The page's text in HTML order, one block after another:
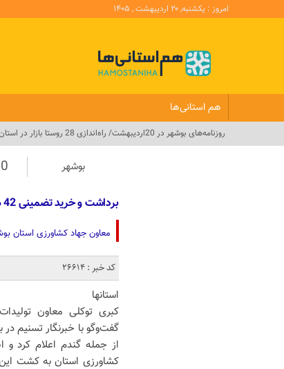
امروز : یکشنبه, ۲۰ اردیبهشت , ۱۴۰۵
هم استانی‌ها
روزنامه‌های بوشهر در 20اردیبهشت/ راه‌اندازی 28 روستا بازار در استان_
بوشهر 0 نظر
برداشت و خرید تضمینی 42 هزار تن گندم در استان بوشهر
معاون جهاد کشاورزی استان بوشهر از برداشت و خرید
کد خبر : 26614
استانها
کبری توکلی معاون
گفت‌وگو با خبرنگار تسنیم
از جمله گندم اعلام کرد
کشاورزی استان به کشت